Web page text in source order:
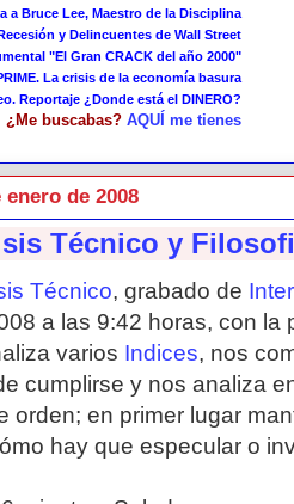
a Bruce Lee, Maestro de la Disciplina
y Delincuentes de Wall Street
"El Gran CRACK del año 2000"
La crisis de la economía basura
Reportaje ¿Donde está el DINERO?
¿Me buscabas?AQUÍ me tienes
de 2008
Técnico y
Técnico, grabado de
a las 9:42 horas, con la
varios Indices, nos
cumplirse y nos analiza
orden; en primer lugar
hay que especular o